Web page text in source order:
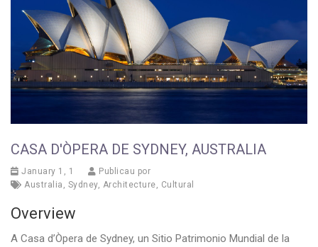
CASA D'ÒPERA DE SYDNEY, AUSTRALIA
January 1, 1
Publicau por
Australia , Sydney, Architecture, Cultural
Overview
A Casa d’Òpera de Sydney, un Sitio Patrimonio Mundial de la